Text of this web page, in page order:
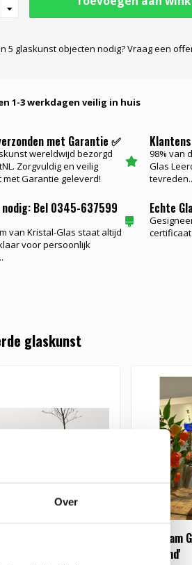
Over
5 glaskunst objecten nodig? Vraag een
1-3 werkdagen veilig in huis
met Garantie ✅
wereldwijd bezorgd
Zorgvuldig en veilig
met Garantie geleverd!
98% van
Glas
nodig: Bel 0345-637599
van Kristal-Glas staat altijd
voor persoonlijk
Echte
glaskunst
Leerdam
'Holland'